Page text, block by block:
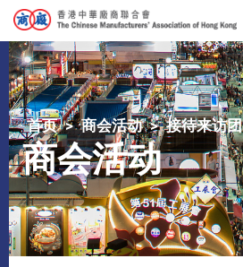
首页 商会活动 接待来访团
商会活动